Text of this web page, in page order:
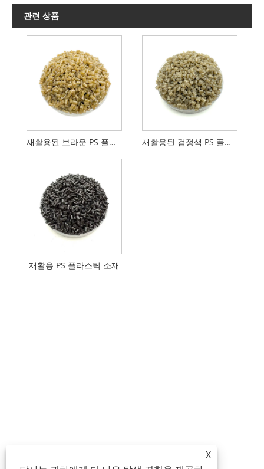
관련 상품
재활용된 브라운 PS 플라스틱 소재 재활용된 검정색 PS 플라스틱 소재
재활용 PS 플라스틱 소재
X